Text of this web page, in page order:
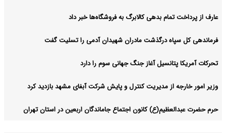
عارف از پرداخت تمام بدهی کالابرگ به فروشگاه‌ها خبر داد
فرماندهی کل سپاه درگذشت مادران شهیدان آدمی را تسلیت گفت
تحرکات آمریکا پتانسیل آغاز جنگ جهانی سوم را دارد
وزیر امور خارجه از مدیریت کنترل و پایش شرکت آبفای مشهد بازدید کرد
حرم حضرت عبدالعظیم(ع) کانون اجتماع جاماندگان اربعین در استان تهران